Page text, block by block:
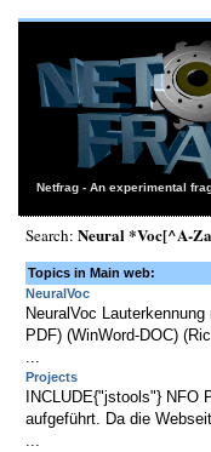
Netfrag - An experimental
Search: Neural *Voc[^A-
Topics in Main web:
NeuralVoc
NeuralVoc
PDF) (WinWord-DOC)
Projects
INCLUDE{"jstools"}
aufgeführt. Da die